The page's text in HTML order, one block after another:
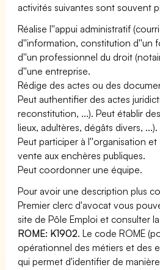
activités suivantes sont souvent
Réalise l''appui administratif
d''information, constitution d''un
d''un professionnel du droit
d''une entreprise.
Rédige des actes ou des
Peut authentifier des actes
reconstitution, ...). Peut établir
lieux, adultères, dégâts divers, ...).
Peut participer à l''organisation
vente aux enchères publiques.
Peut coordonner une équipe.
Pour avoir une description plus
Premier clerc d'avocat vous
site de Pôle Emploi et consulter
ROME: K1902. Le code ROME
opérationnel des métiers et des
qui permet d'identifier de